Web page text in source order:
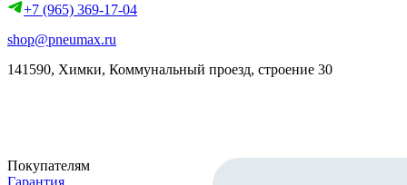
+7 (965) 369-17-04
shop@pneumax.ru
141590, Химки, Коммунальный проезд, строение 30
Покупателям
Гарантия